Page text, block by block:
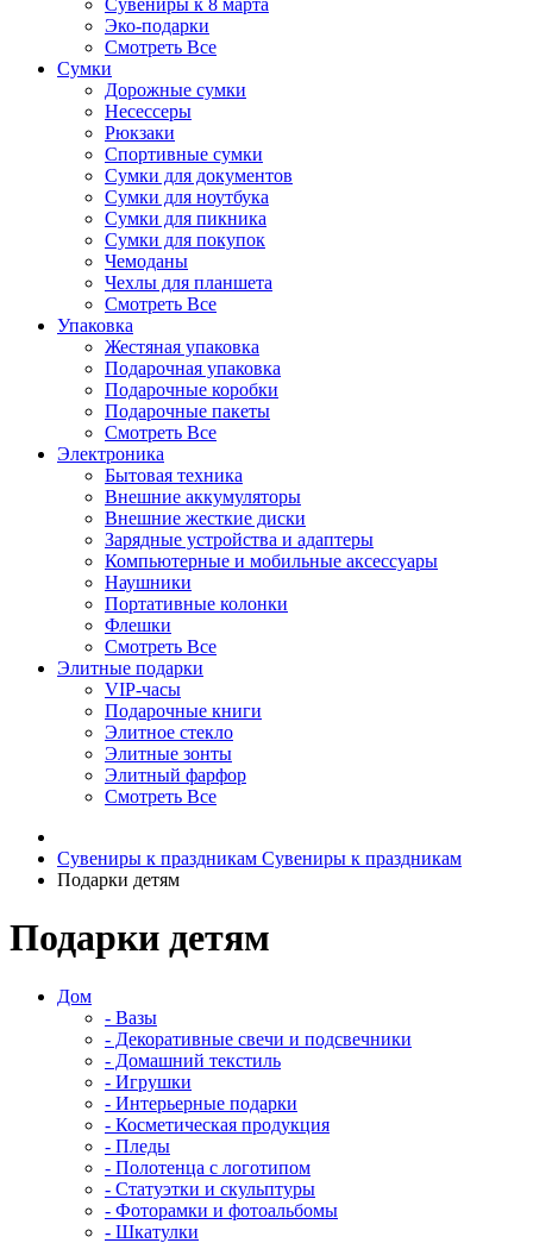
Сувениры к 8 марта
Эко-подарки
Смотреть Все
Сумки
Дорожные сумки
Несессеры
Рюкзаки
Спортивные сумки
Сумки для документов
Сумки для ноутбука
Сумки для пикника
Сумки для покупок
Чемоданы
Чехлы для планшета
Смотреть Все
Упаковка
Жестяная упаковка
Подарочная упаковка
Подарочные коробки
Подарочные пакеты
Смотреть Все
Электроника
Бытовая техника
Внешние аккумуляторы
Внешние жесткие диски
Зарядные устройства и адаптеры
Компьютерные и мобильные аксессуары
Наушники
Портативные колонки
Флешки
Смотреть Все
Элитные подарки
VIP-часы
Подарочные книги
Элитное стекло
Элитные зонты
Элитный фарфор
Смотреть Все
Сувениры к праздникам Сувениры к праздникам
Подарки детям
Подарки детям
Дом
- Вазы
- Декоративные свечи и подсвечники
- Домашний текстиль
- Игрушки
- Интерьерные подарки
- Косметическая продукция
- Пледы
- Полотенца с логотипом
- Статуэтки и скульптуры
- Фоторамки и фотоальбомы
- Шкатулки